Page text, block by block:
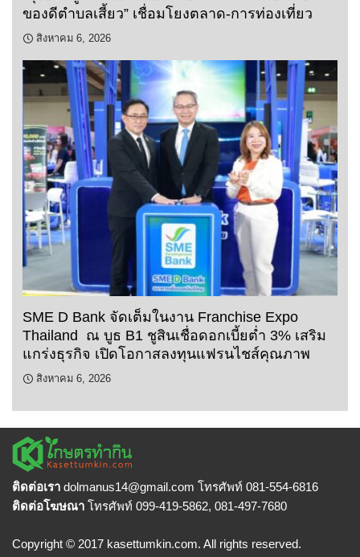
ของดีตำบลเสี้ยว” เชื่อมโยงตลาด-การท่องเที่ยว
สิงหาคม 6, 2026
SME D Bank จัดเต็มในงาน Franchise Expo
Thailand ณ บูธ B1 ชูสินเชื่อดอกเบี้ยต่ำ 3% เสริม
แกร่งธุรกิจ เปิดโอกาสลงทุนแฟรนไชส์คุณภาพ
สิงหาคม 6, 2026
ติดต่อเรา dolmanus14@gmail.com โทรศัพท์ 081-554-6816
ติดต่อโฆษณา โทรศัพท์ 099-419-5862, 081-497-7680
Copyright © 2017 kasettumkin.com. All rights reserved.